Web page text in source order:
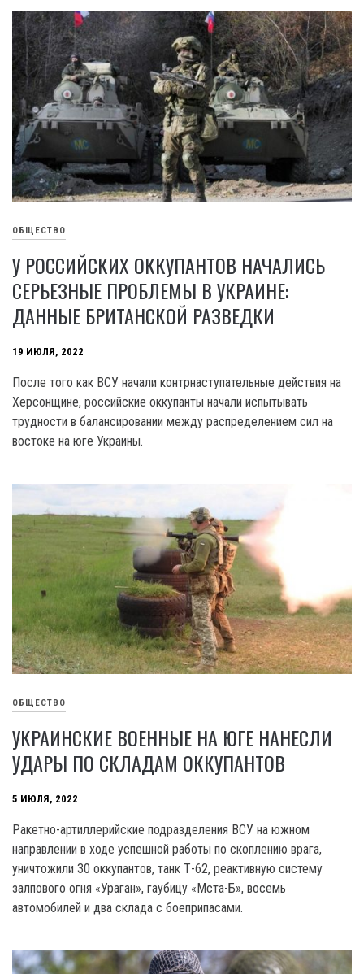
ОБЩЕСТВО
У РОССИЙСКИХ ОККУПАНТОВ НАЧАЛИСЬ
СЕРЬЕЗНЫЕ ПРОБЛЕМЫ В УКРАИНЕ:
ДАННЫЕ БРИТАНСКОЙ РАЗВЕДКИ
19 ИЮЛЯ, 2022
После того как ВСУ начали контрнаступательные действия на
Херсонщине, российские оккупанты начали испытывать
трудности в балансировании между распределением сил на
востоке на юге Украины.
ОБЩЕСТВО
УКРАИНСКИЕ ВОЕННЫЕ НА ЮГЕ НАНЕСЛИ
УДАРЫ ПО СКЛАДАМ ОККУПАНТОВ
5 ИЮЛЯ, 2022
Ракетно-артиллерийские подразделения ВСУ на южном
направлении в ходе успешной работы по скоплению врага,
уничтожили 30 оккупантов, танк Т-62, реактивную систему
залпового огня «Ураган», гаубицу «Мста-Б», восемь
автомобилей и два склада с боеприпасами.